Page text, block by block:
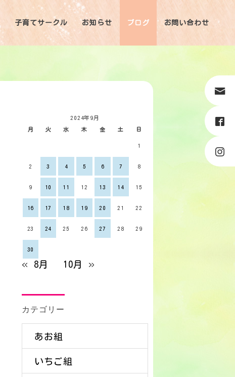
子育てサークル お知らせ ブログ お問い合わせ
2024年9月
月 火 水 木 金 土 日
1
2 3 4 5 6 7 8
9 10 11 12 13 14 15
16 17 18 19 20 21 22
23 24 25 26 27 28 29
30
« 8月 10月 »
カテゴリー
あお組
いちご組